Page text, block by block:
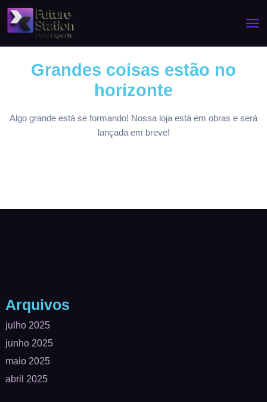
Grandes coisas estão no
horizonte
Algo grande está se formando! Nossa loja está em obras e será
lançada em breve!
Arquivos
julho 2025
junho 2025
maio 2025
abril 2025